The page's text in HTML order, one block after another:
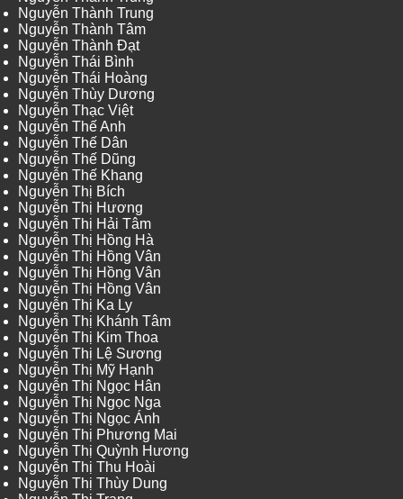
Nguyễn Thành Trung
Nguyễn Thành Tâm
Nguyễn Thành Đạt
Nguyễn Thái Bình
Nguyễn Thái Hoàng
Nguyễn Thùy Dương
Nguyễn Thạc Việt
Nguyễn Thế Anh
Nguyễn Thế Dân
Nguyễn Thế Dũng
Nguyễn Thế Khang
Nguyễn Thị Bích
Nguyễn Thị Hương
Nguyễn Thị Hải Tâm
Nguyễn Thị Hồng Hà
Nguyễn Thị Hồng Vân
Nguyễn Thị Hồng Vân
Nguyễn Thị Hồng Vân
Nguyễn Thị Ka Ly
Nguyễn Thị Khánh Tâm
Nguyễn Thị Kim Thoa
Nguyễn Thị Lệ Sương
Nguyễn Thị Mỹ Hạnh
Nguyễn Thị Ngọc Hân
Nguyễn Thị Ngọc Nga
Nguyễn Thị Ngọc Ánh
Nguyễn Thị Phương Mai
Nguyễn Thị Quỳnh Hương
Nguyễn Thị Thu Hoài
Nguyễn Thị Thùy Dung